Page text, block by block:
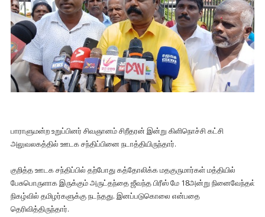
பாராளுமன்ற உறுப்பினர் சிவஞானம் சிறீதரன் இன்று கிளிநொச்சி கட்சி
அலுவலகத்தில் ஊடக சந்திப்பினை நடாத்தியிருந்தார்.
குறித்த ஊடக சந்திப்பில் தற்போது கத்தோலிக்க மதகுருமார்கள் மத்தியில்
பேசுபொருளாக இருக்கும் அருட்தந்தை ஜீவந்த பிரீஸ் மே 18அன்று நினைவேந்தல்
நிகழ்வில் தமிழர்களுக்கு நடந்தது. இனப்படுகொலை என்பதை
தெரிவித்திருந்தார்.